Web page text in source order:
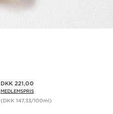
Medlemspris DKK 221,00
DKK 221,00
MEDLEMSPRIS
(DKK 147,33/100ml)